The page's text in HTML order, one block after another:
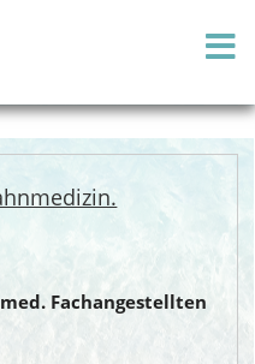
Fachangestellten